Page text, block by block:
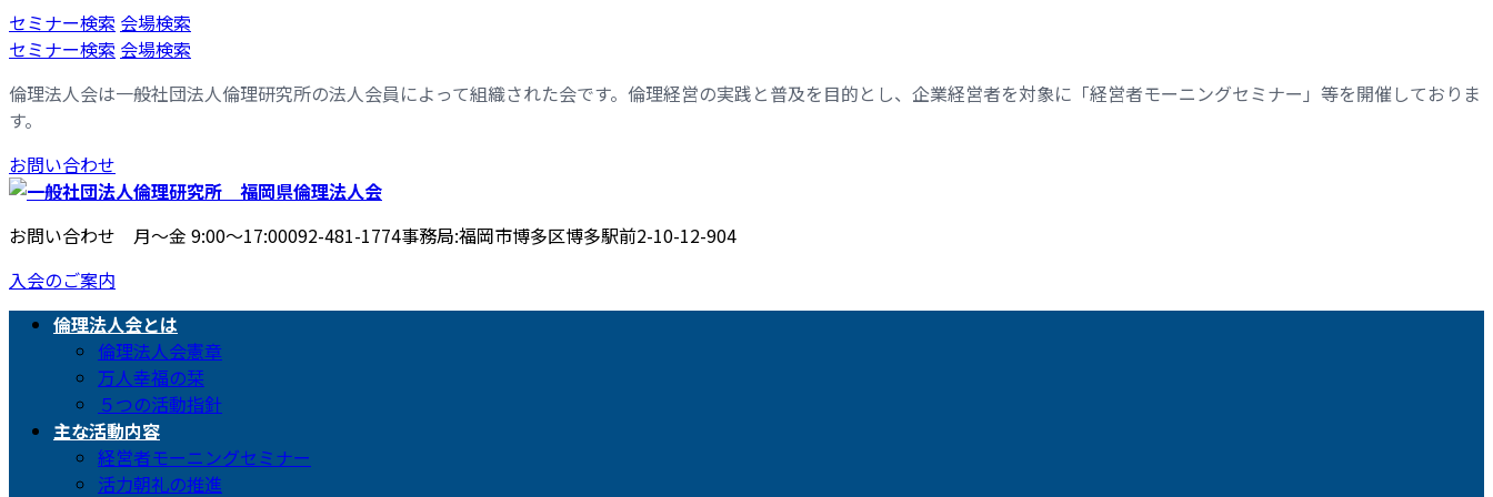
コ
ン
ン
ツ
へ
ス
ッ
ナ
ビ
ー
シ
ョ
ン
移
セミナー検索 会場検索
セミナー検索 会場検索
倫理法人会は一般社団法人倫理研究所の法人会員によって組織された会です。倫理経営の実践と普及を目的とし、企業経営者を対象に「経営者モーニングセミナー」等を開催しておりま
す。
お問い合わせ
お問い合わせ 月〜金 9:00〜17:00092-481-1774事務局:福岡市博多区博多駅前2-10-12-904
入会のご案内
倫理法人会とは
倫理法人会憲章
万人幸福の栞
５つの活動指針
主な活動内容
経営者モーニングセミナー
活力朝礼の推進